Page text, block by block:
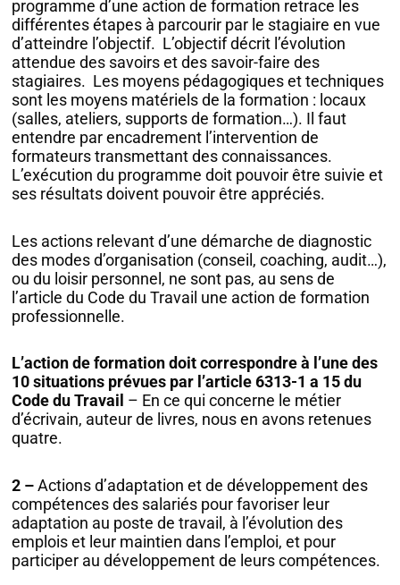
programme d’une action de formation retrace les
différentes étapes à parcourir par le stagiaire en vue
d’atteindre l’objectif. L’objectif décrit l’évolution
attendue des savoirs et des savoir-faire des
stagiaires. Les moyens pédagogiques et techniques
sont les moyens matériels de la formation : locaux
(salles, ateliers, supports de formation…). Il faut
entendre par encadrement l’intervention de
formateurs transmettant des connaissances.
L’exécution du programme doit pouvoir être suivie et
ses résultats doivent pouvoir être appréciés.
Les actions relevant d’une démarche de diagnostic
des modes d’organisation (conseil, coaching, audit…),
ou du loisir personnel, ne sont pas, au sens de
l’article du Code du Travail une action de formation
professionnelle.
L’action de formation doit correspondre à l’une des
10 situations prévues par l’article 6313-1 a 15 du
Code du Travail – En ce qui concerne le métier
d’écrivain, auteur de livres, nous en avons retenues
quatre.
2 –Actions d’adaptation et de développement des
compétences des salariés pour favoriser leur
adaptation au poste de travail, à l’évolution des
emplois et leur maintien dans l’emploi, et pour
participer au développement de leurs compétences.